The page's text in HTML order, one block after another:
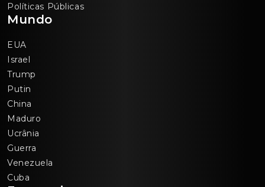
Políticas Públicas
Mundo
EUA
Israel
Trump
Putin
China
Maduro
Ucrânia
Guerra
Venezuela
Cuba